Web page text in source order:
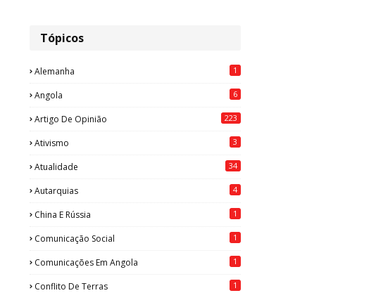
Tópicos
Alemanha 1
Angola 6
Artigo De Opinião 223
Ativismo 3
Atualidade 34
Autarquias 4
China E Rússia 1
Comunicação Social 1
Comunicações Em Angola 1
Conflito De Terras 1